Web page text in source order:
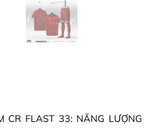
CR FLAST 33: NĂNG LƯỢNG